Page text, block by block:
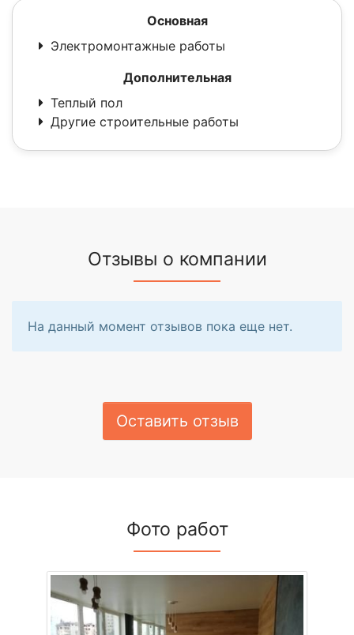
Основная
Электромонтажные работы
Дополнительная
Теплый пол
Другие строительные работы
Отзывы о компании
На данный момент отзывов пока еще нет.
Оставить отзыв
Фото работ